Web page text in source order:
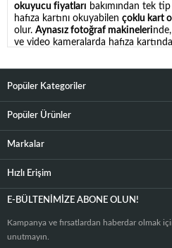
okuyucu fiyatları bakımından tek
hafıza kartını okuyabilen çoklu kart
olur. Aynasız fotoğraf makinelerinde,
ve video kameralarda hafıza
arızalanmasına sebebiyet verebilir.
fotoğraf ve videoların hafıza kart
ortamına aktarılmasıdır. Kategori
okuyucu
bulabilirsiniz.
En İyi Hafıza Kart Okuyucular
Hafıza kart okuyucularöncelikle
segment modeller genelde çift kart
yuvaya da farklı hafıza kartı tipi
Popüler Kategoriler
Popüler Ürünler
Markalar
Hızlı Erişim
E-BÜLTENIMIZE ABONE OLUN!
Kampanya ve fırsatlardan haberdar olmak
unutmayın.